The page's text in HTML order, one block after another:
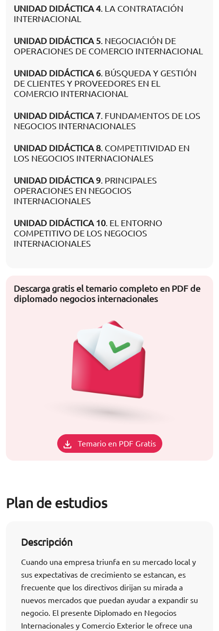
UNIDAD DIDÁCTICA 4. LA CONTRATACIÓN
INTERNACIONAL
UNIDAD DIDÁCTICA 5. NEGOCIACIÓN DE
OPERACIONES DE COMERCIO INTERNACIONAL
UNIDAD DIDÁCTICA 6. BÚSQUEDA Y GESTIÓN
DE CLIENTES Y PROVEEDORES EN EL
COMERCIO INTERNACIONAL
UNIDAD DIDÁCTICA 7. FUNDAMENTOS DE LOS
NEGOCIOS INTERNACIONALES
UNIDAD DIDÁCTICA 8. COMPETITIVIDAD EN
LOS NEGOCIOS INTERNACIONALES
UNIDAD DIDÁCTICA 9. PRINCIPALES
OPERACIONES EN NEGOCIOS
INTERNACIONALES
UNIDAD DIDÁCTICA 10. EL ENTORNO
COMPETITIVO DE LOS NEGOCIOS
INTERNACIONALES
Descarga gratis el temario completo en PDF de
diplomado negocios internacionales
Temario en PDF Gratis
Plan de estudios
Descripción
Cuando una empresa triunfa en su mercado local y
sus expectativas de crecimiento se estancan, es
frecuente que los directivos dirijan su mirada a
nuevos mercados que puedan ayudar a expandir su
negocio. El presente Diplomado en Negocios
Internacionales y Comercio Exterior le ofrece una